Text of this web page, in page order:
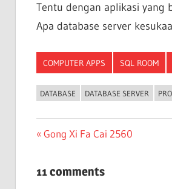
Tentu dengan aplikasi yang
Apa database server
COMPUTER APPS SQL ROOM
DATABASE DATABASE SERVER
Post
Previous
Gong Xi Fa Cai 2560
11 comments